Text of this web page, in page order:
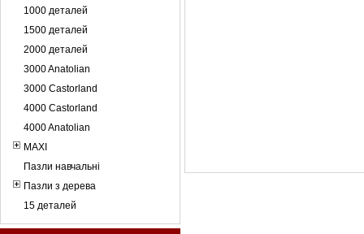
1000 деталей
1500 деталей
2000 деталей
3000 Anatolian
3000 Castorland
4000 Castorland
4000 Anatolian
MAXI
Пазли навчальні
Пазли з дерева
15 деталей